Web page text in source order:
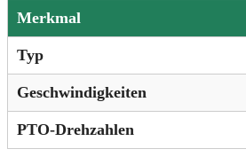
Merkmal
Typ
Geschwindigkeiten
PTO-Drehzahlen